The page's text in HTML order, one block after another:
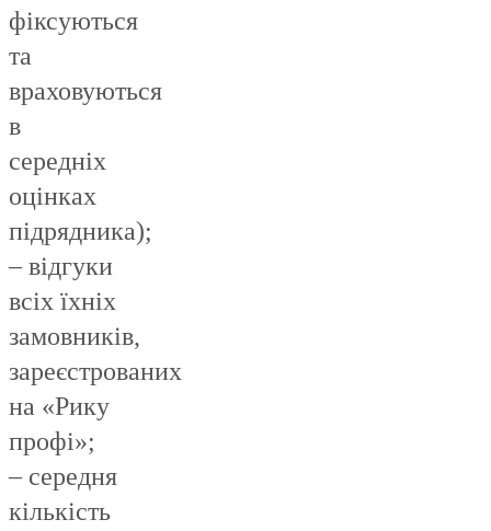
фіксуються
та
враховуються
в
середніх
оцінках
підрядника);
– відгуки
всіх їхніх
замовників,
зареєстрованих
на «Рику
профі»;
– середня
кількість